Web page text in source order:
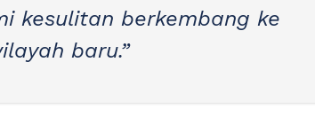
kesulitan berkembang ke
baru.”